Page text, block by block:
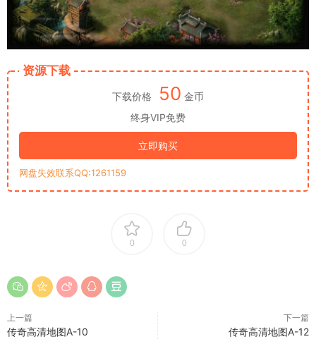
资源下载
下载价格 50 金币
终身VIP免费
立即购买
网盘失效联系QQ:1261159
0 0
上一篇
传奇高清地图A-10
下一篇
传奇高清地图A-12